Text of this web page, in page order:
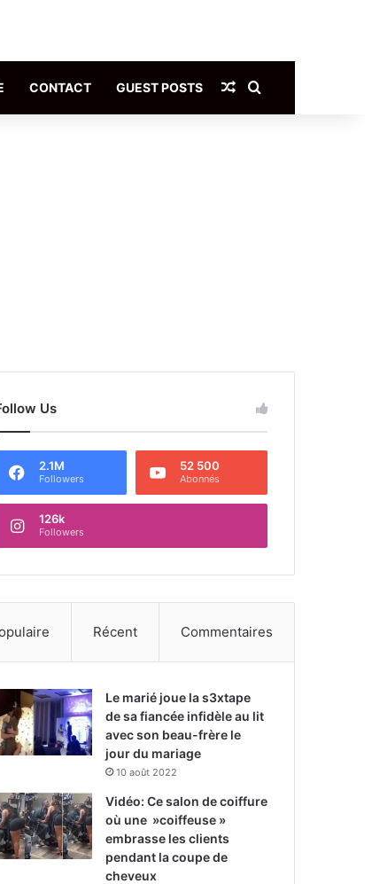
CONTACT GUEST POSTS Article Aléatoire
Us
2.1M
Followers
52 500
Abonnés
126k
Followers
Récent Commentaires
Le marié joue la s3xtape
de sa fiancée infidèle au lit
avec son beau-frère le
jour du mariage
10 août 2022
Vidéo: Ce salon de coiffure
où une »coiffeuse »
embrasse les clients
pendant la coupe de
cheveux